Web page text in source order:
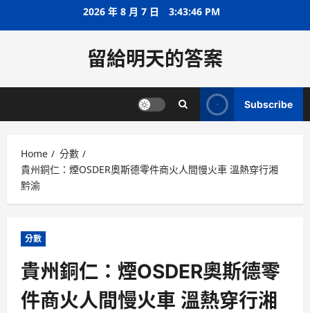
2026 年 8 月 7 日 3:43:47 PM
留給明天的答案
Subscribe
Home
分數
貴州銅仁：煙OSDER奧斯德零件商火人間慢火車 溫熱穿行湘
黔渝
分數
貴州銅仁：煙OSDER奧斯德零
件商火人間慢火車 溫熱穿行湘